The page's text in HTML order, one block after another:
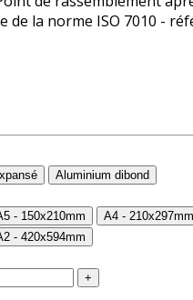
de la norme ISO 7010 -
Aluminium dibond
- 150x210mm
A4 - 210x297mm
- 420x594mm
+